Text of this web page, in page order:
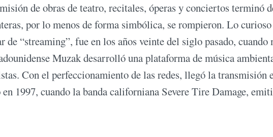
de obras de teatro, recitales, óperas y conciertos terminó
por lo menos de forma simbólica, se rompieron. Lo curioso
de “streaming”, fue en los años veinte del siglo pasado, cuando
Muzak desarrolló una plataforma de música
Con el perfeccionamiento de las redes, llegó la transmisión
1997, cuando la banda californiana Severe Tire Damage,